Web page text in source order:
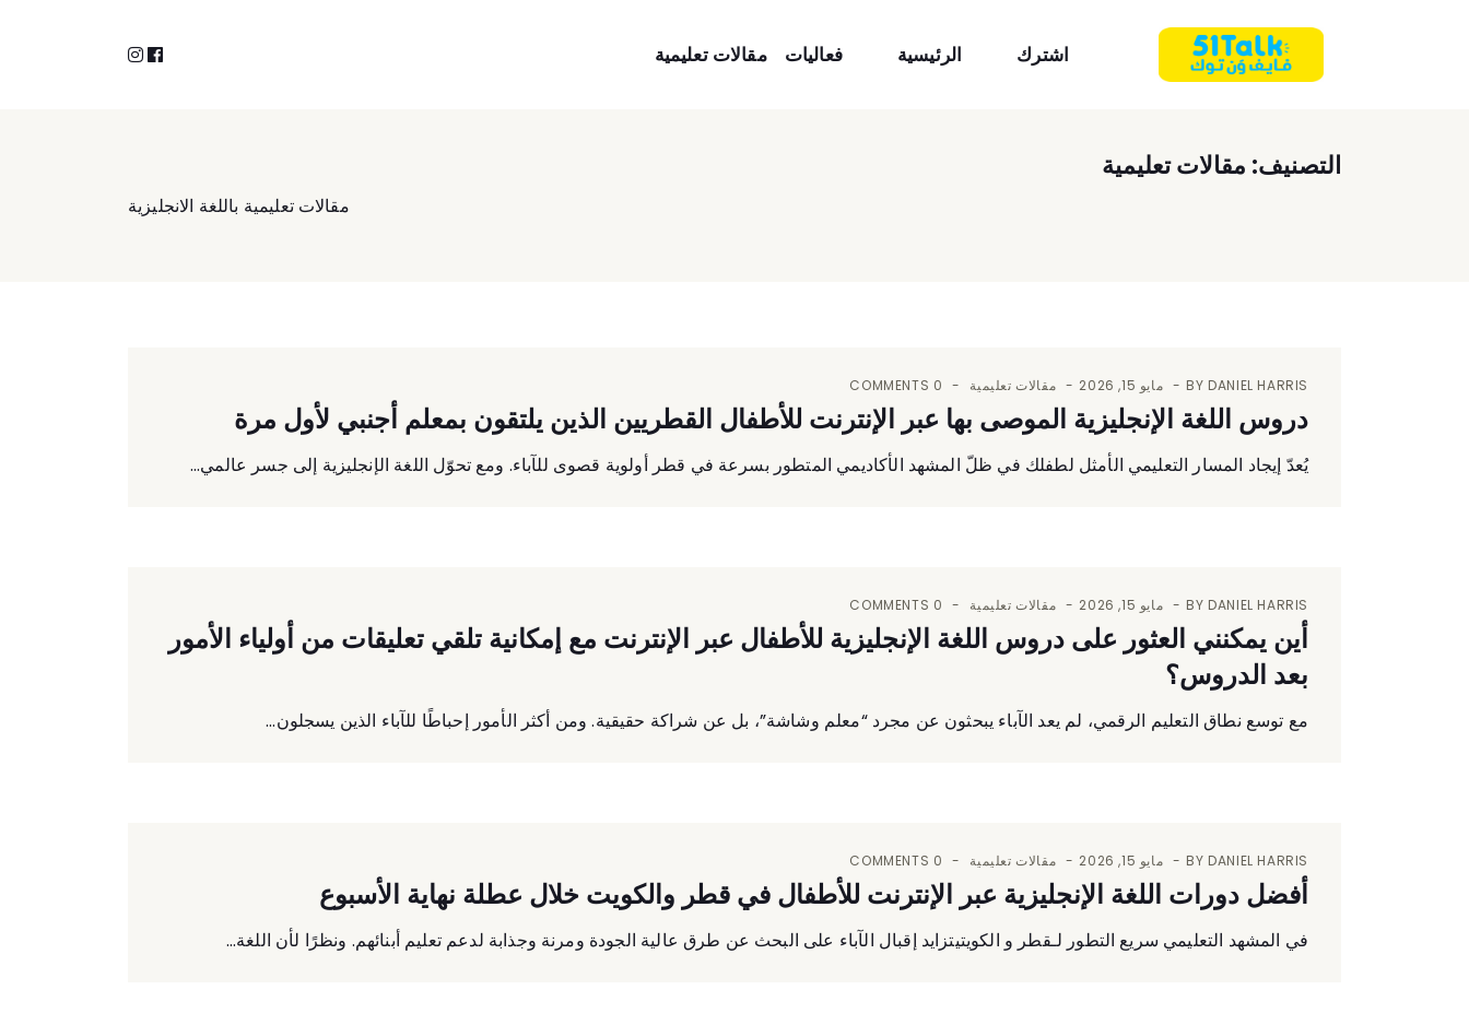
اشترك الرئيسية فعاليات مقالات تعليمية facebook
Instagram
التصنيف: مقالات تعليمية
مقالات تعليمية باللغة الانجليزية
BY DANIEL HARRIS مايو 15, 2026 مقالات تعليمية 0 COMMENTS
دروس اللغة الإنجليزية الموصى بها عبر الإنترنت للأطفال القطريين الذين يلتقون بمعلم أجنبي لأول مرة
يُعدّ إيجاد المسار التعليمي الأمثل لطفلك في ظلّ المشهد الأكاديمي المتطور بسرعة في قطر أولوية قصوى للآباء. ومع تحوّل اللغة الإنجليزية إلى جسر عالمي...
BY DANIEL HARRIS مايو 15, 2026 مقالات تعليمية 0 COMMENTS
أين يمكنني العثور على دروس اللغة الإنجليزية للأطفال عبر الإنترنت مع إمكانية تلقي تعليقات من أولياء الأمور
بعد الدروس؟
مع توسع نطاق التعليم الرقمي، لم يعد الآباء يبحثون عن مجرد “معلم وشاشة”، بل عن شراكة حقيقية. ومن أكثر الأمور إحباطًا للآباء الذين يسجلون...
BY DANIEL HARRIS مايو 15, 2026 مقالات تعليمية 0 COMMENTS
أفضل دورات اللغة الإنجليزية عبر الإنترنت للأطفال في قطر والكويت خلال عطلة نهاية الأسبوع
في المشهد التعليمي سريع التطور لـقطر و الكويتيتزايد إقبال الآباء على البحث عن طرق عالية الجودة ومرنة وجذابة لدعم تعليم أبنائهم. ونظرًا لأن اللغة...